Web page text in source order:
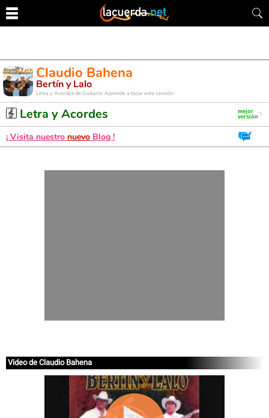
Claudio Bahena
Bertín y Lalo
Letra y Acordes de Guitarra. Aprende a tocar esta canción
Letra y Acordes
¡ Visita nuestro nuevo Blog !
Video de Claudio Bahena